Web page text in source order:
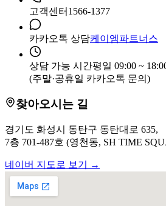
고객센터 1566-1377
카카오톡 상담케이엠파트너스
상담 가능 시간평일 09:00 ~
(주말·공휴일 카카오톡 문의)
찾아오시는 길
경기도 화성시 동탄구 동탄대로 635,
7층 701-487호 (영천동, SH TIME
네이버 지도로 보기 →